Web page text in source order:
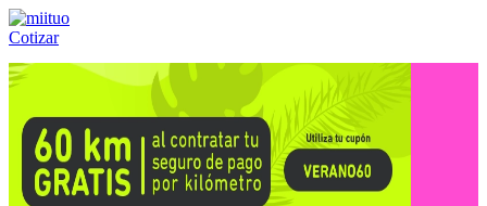
Cotizar
Llámanos al:(55) 84-21-05-00 ó